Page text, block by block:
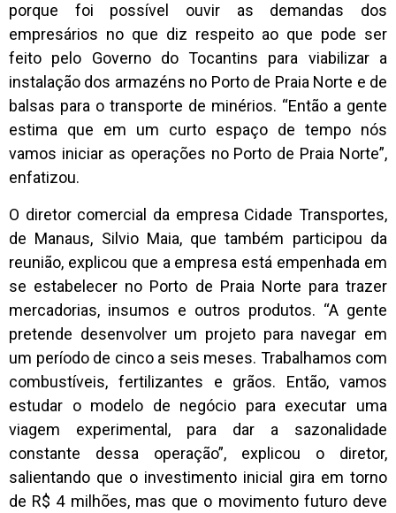
porque foi possível ouvir as demandas dos
empresários no que diz respeito ao que pode ser
feito pelo Governo do Tocantins para viabilizar a
instalação dos armazéns no Porto de Praia Norte e de
balsas para o transporte de minérios. “Então a gente
estima que em um curto espaço de tempo nós
vamos iniciar as operações no Porto de Praia Norte”,
enfatizou.
O diretor comercial da empresa Cidade Transportes,
de Manaus, Silvio Maia, que também participou da
reunião, explicou que a empresa está empenhada em
se estabelecer no Porto de Praia Norte para trazer
mercadorias, insumos e outros produtos. “A gente
pretende desenvolver um projeto para navegar em
um período de cinco a seis meses. Trabalhamos com
combustíveis, fertilizantes e grãos. Então, vamos
estudar o modelo de negócio para executar uma
viagem experimental, para dar a sazonalidade
constante dessa operação”, explicou o diretor,
salientando que o investimento inicial gira em torno
de R$ 4 milhões, mas que o movimento futuro deve